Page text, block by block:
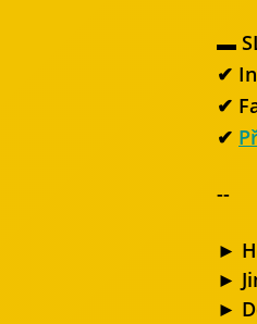
▬
✔
✔
✔
--
►
►
►